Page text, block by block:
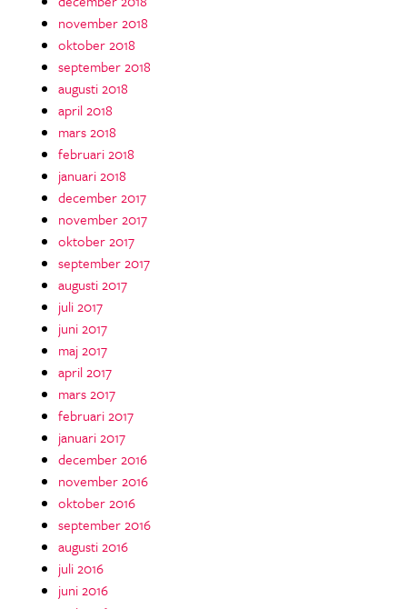
november 2018
oktober 2018
september 2018
augusti 2018
april 2018
mars 2018
februari 2018
januari 2018
december 2017
november 2017
oktober 2017
september 2017
augusti 2017
juli 2017
juni 2017
maj 2017
april 2017
mars 2017
februari 2017
januari 2017
december 2016
november 2016
oktober 2016
september 2016
augusti 2016
juli 2016
juni 2016